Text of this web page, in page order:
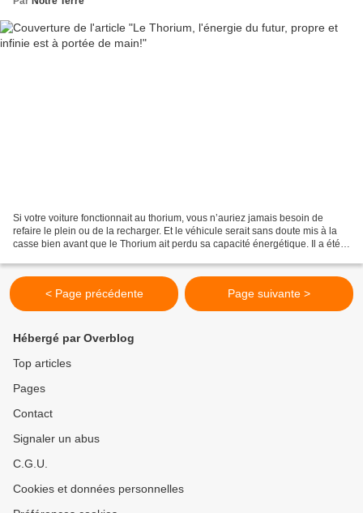
Si votre voiture fonctionnait au thorium, vous n’auriez jamais besoin de
refaire le plein ou de la recharger. Et le véhicule serait sans doute mis à la
casse bien avant que le Thorium ait perdu sa capacité énergétique. Il a été
< Page précédente Page suivante >
Hébergé par Overblog
Top articles
Pages
Contact
Signaler un abus
C.G.U.
Cookies et données personnelles